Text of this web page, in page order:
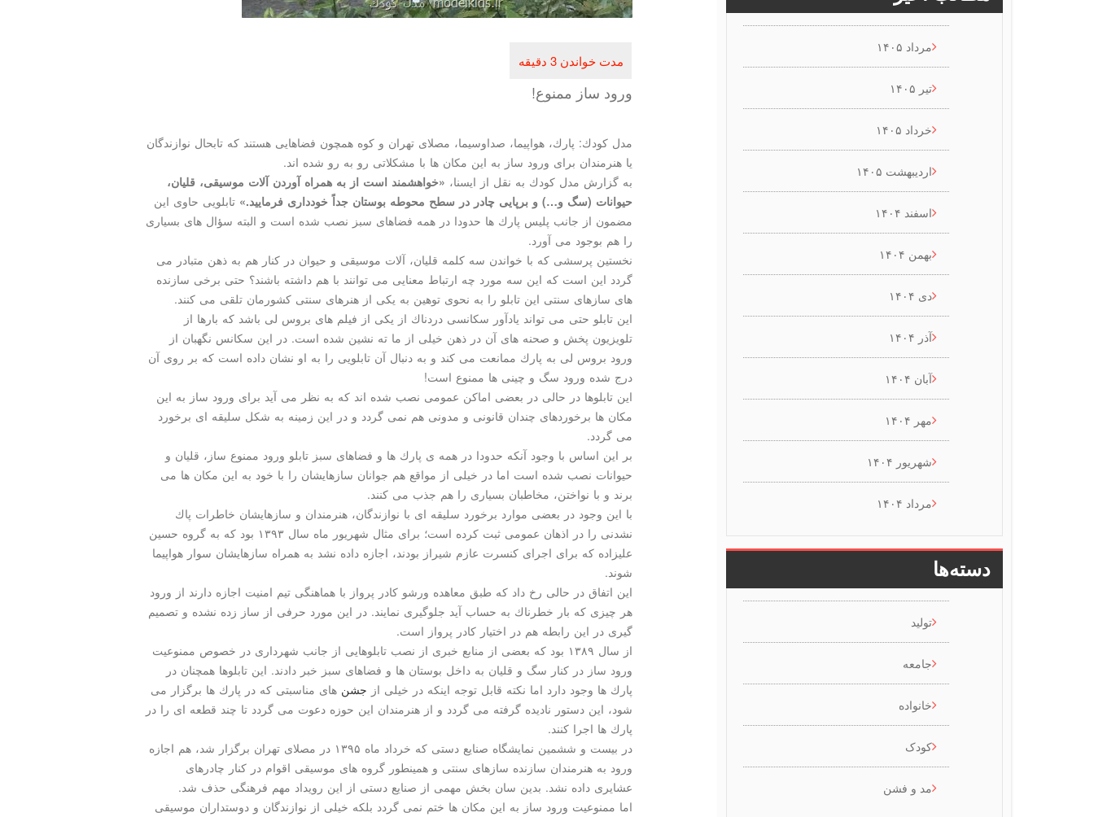
ورود ساز ممنوع!
مدل كودك: پارك، هواپیما، صداوسیما، مصلای تهران و كوه همچون فضاهایی هستند كه تابحال نوازندگان
یا هنرمندان برای ورود ساز به این مكان ها با مشكلاتی رو به رو شده اند.
به گزارش مدل كودك به نقل از ایسنا، «خواهشمند است از به همراه آوردن آلات موسیقی، قلیان،
حیوانات (سگ و…) و برپایی چادر در سطح محوطه بوستان جداً خودداری فرمایید.» تابلویی حاوی این
مضمون از جانب پلیس پارك ها حدودا در همه فضاهای سبز نصب شده است و البته سؤال های بسیاری
را هم بوجود می آورد.
نخستین پرسشی كه با خواندن سه كلمه قلیان، آلات موسیقی و حیوان در كنار هم به ذهن متبادر می
گردد این است كه این سه مورد چه ارتباط معنایی می توانند با هم داشته باشند؟ حتی برخی سازنده
های سازهای سنتی این تابلو را به نحوی توهین به یكی از هنرهای سنتی كشورمان تلقی می كنند.
این تابلو حتی می تواند یادآور سكانسی دردناك از یكی از فیلم های بروس لی باشد كه بارها از
تلویزیون پخش و صحنه های آن در ذهن خیلی از ما ته نشین شده است. در این سكانس نگهبان از
ورود بروس لی به پارك ممانعت می كند و به دنبال آن تابلویی را به او نشان داده است كه بر روی آن
درج شده ورود سگ و چینی ها ممنوع است!
این تابلوها در حالی در بعضی اماكن عمومی نصب شده اند كه به نظر می آید برای ورود ساز به این
مكان ها برخوردهای چندان قانونی و مدونی هم نمی گردد و در این زمینه به شكل سلیقه ای برخورد
می گردد.
بر این اساس با وجود آنكه حدودا در همه ی پارك ها و فضاهای سبز تابلو ورود ممنوع ساز، قلیان و
حیوانات نصب شده است اما در خیلی از مواقع هم جوانان سازهایشان را با خود به این مكان ها می
برند و با نواختن، مخاطبان بسیاری را هم جذب می كنند.
با این وجود در بعضی موارد برخورد سلیقه ای با نوازندگان، هنرمندان و سازهایشان خاطرات پاك
نشدنی را در اذهان عمومی ثبت كرده است؛ برای مثال شهریور ماه سال ۱۳۹۳ بود كه به گروه حسین
علیزاده كه برای اجرای كنسرت عازم شیراز بودند، اجازه داده نشد به همراه سازهایشان سوار هواپیما
شوند.
این اتفاق در حالی رخ داد كه طبق معاهده ورشو كادر پرواز با هماهنگی تیم امنیت اجازه دارند از ورود
هر چیزی كه بار خطرناك به حساب آید جلوگیری نمایند. در این مورد حرفی از ساز زده نشده و تصمیم
گیری در این رابطه هم در اختیار كادر پرواز است.
از سال ۱۳۸۹ بود كه بعضی از منابع خبری از نصب تابلوهایی از جانب شهرداری در خصوص ممنوعیت
ورود ساز در كنار سگ و قلیان به داخل بوستان ها و فضاهای سبز خبر دادند. این تابلوها همچنان در
پارك ها وجود دارد اما نكته قابل توجه اینكه در خیلی از جشن های مناسبتی كه در پارك ها برگزار می
شود، این دستور نادیده گرفته می گردد و از هنرمندان این حوزه دعوت می گردد تا چند قطعه ای را در
پارك ها اجرا كنند.
در بیست و ششمین نمایشگاه صنایع دستی كه خرداد ماه ۱۳۹۵ در مصلای تهران برگزار شد، هم اجازه
ورود به هنرمندان سازنده سازهای سنتی و همینطور گروه های موسیقی اقوام در كنار چادرهای
عشایری داده نشد. بدین سان بخش مهمی از صنایع دستی از این رویداد مهم فرهنگی حذف شد.
اما ممنوعیت ورود ساز به این مكان ها ختم نمی گردد بلكه خیلی از نوازندگان و دوستداران موسیقی
مرداد ۱۴۰۵
تیر ۱۴۰۵
خرداد ۱۴۰۵
اردیبهشت ۱۴۰۵
اسفند ۱۴۰۴
بهمن ۱۴۰۴
دی ۱۴۰۴
آذر ۱۴۰۴
آبان ۱۴۰۴
مهر ۱۴۰۴
شهریور ۱۴۰۴
مرداد ۱۴۰۴
دسته‌ها
تولید
جامعه
خانواده
کودک
مد و فشن